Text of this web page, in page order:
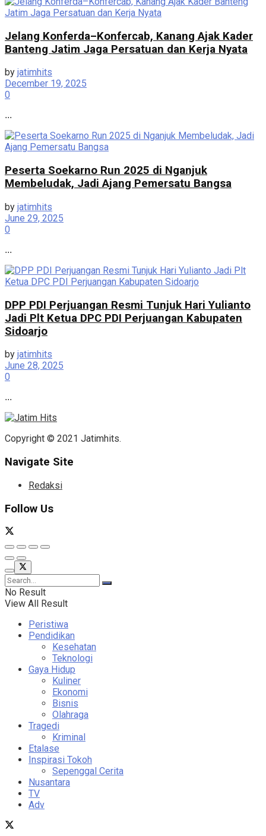
Jelang Konferda–Konfercab, Kanang Ajak Kader
Banteng Jatim Jaga Persatuan dan Kerja Nyata
by jatimhits
December 19, 2025
0
...
Peserta Soekarno Run 2025 di Nganjuk
Membeludak, Jadi Ajang Pemersatu Bangsa
by jatimhits
June 29, 2025
0
...
DPP PDI Perjuangan Resmi Tunjuk Hari Yulianto
Jadi Plt Ketua DPC PDI Perjuangan Kabupaten
Sidoarjo
by jatimhits
June 28, 2025
0
...
Copyright © 2021 Jatimhits.
Navigate Site
Redaksi
Follow Us
No Result
View All Result
Peristiwa
Pendidikan
Kesehatan
Teknologi
Gaya Hidup
Kuliner
Ekonomi
Bisnis
Olahraga
Tragedi
Kriminal
Etalase
Inspirasi Tokoh
Sepenggal Cerita
Nusantara
TV
Adv